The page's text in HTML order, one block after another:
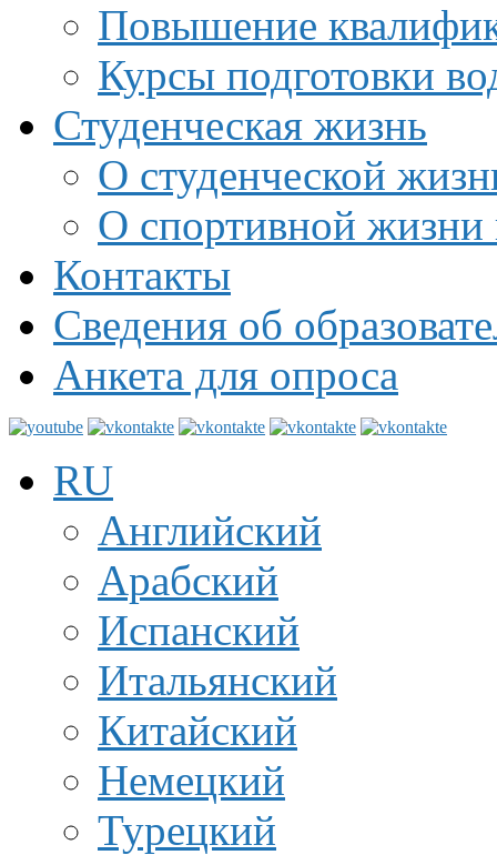
Повышение
Курсы подготовки
Студенческая жизнь
О студенческой
О спортивной жизни
Контакты
Сведения об
Анкета для опроса
RU
Английский
Арабский
Испанский
Итальянский
Китайский
Немецкий
Турецкий